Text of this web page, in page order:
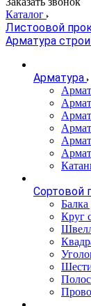
Каталог
Листоовой
Арматура
Арматура
Сортовой
Балка
Круг